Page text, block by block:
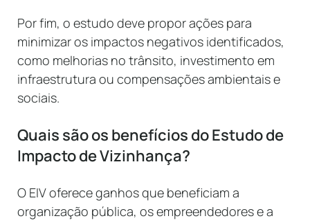
Por fim, o estudo deve propor ações para
minimizar os impactos negativos identificados,
como melhorias no trânsito, investimento em
infraestrutura ou compensações ambientais e
sociais.
Quais são os benefícios do Estudo de
Impacto de Vizinhança?
O EIV oferece ganhos que beneficiam a
organização pública, os empreendedores e a